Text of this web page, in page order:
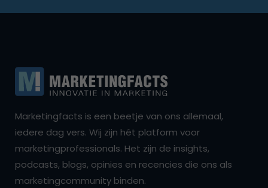
Marketingfacts is een beetje van ons allemaal,
iedere dag vers. Wij zijn hét platform voor
marketingprofessionals. Het zijn de insights,
podcasts, blogs, opinies en recencies die ons als
marketingcommunity binden.